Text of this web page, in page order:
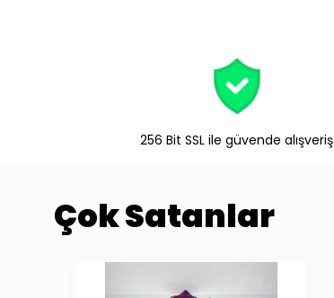
256 Bit SSL ile güvende alışveriş
Çok Satanlar